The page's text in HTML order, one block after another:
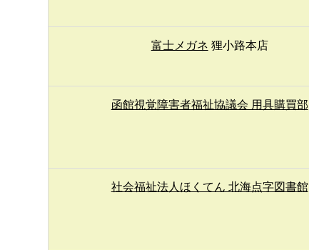
富士メガネ 狸小路本店
函館視覚障害者福祉協議会 用具購買部
社会福祉法人ほくてん 北海点字図書館